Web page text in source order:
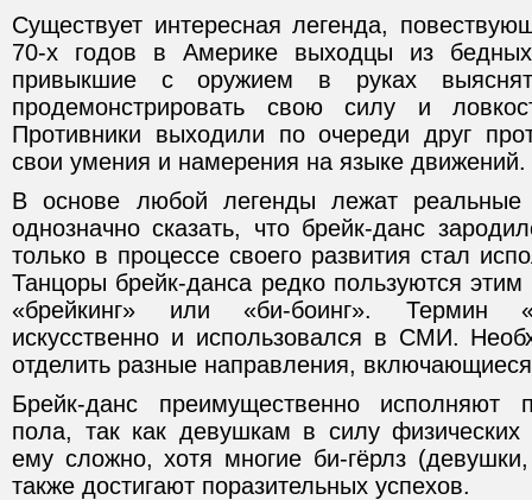
Существует интересная легенда,
70-х годов в Америке выходцы из
привыкшие с оружием в руках
продемонстрировать свою силу и
Противники выходили по очереди друг
свои умения и намерения на языке движений.
В основе любой легенды лежат
однозначно сказать, что брейк-данс
только в процессе своего развития стал
Танцоры брейк-данса редко пользуются
«брейкинг» или «би-боинг». Термин
искусственно и использовался в СМИ.
отделить разные направления,
Брейк-данс преимущественно исполняют
пола, так как девушкам в силу физических
ему сложно, хотя многие би-гёрлз
также достигают поразительных успехов.